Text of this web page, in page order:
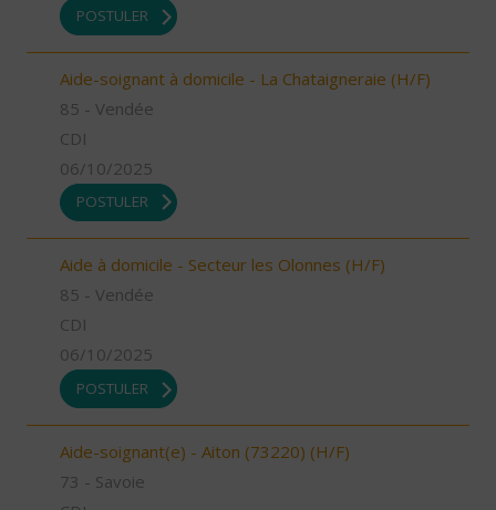
POSTULER
Aide-soignant à domicile - La Chataigneraie (H/F)
85 - Vendée
CDI
06/10/2025
POSTULER
Aide à domicile - Secteur les Olonnes (H/F)
85 - Vendée
CDI
06/10/2025
POSTULER
Aide-soignant(e) - Aiton (73220) (H/F)
73 - Savoie